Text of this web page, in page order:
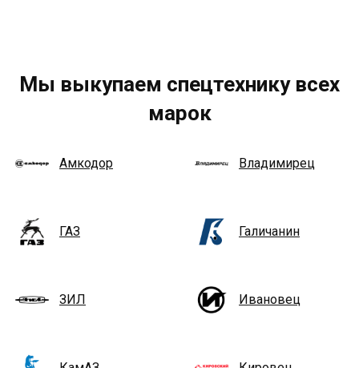
Мы выкупаем спецтехнику всех
марок
Амкодор Владимирец
ГАЗ Галичанин
ЗИЛ Ивановец